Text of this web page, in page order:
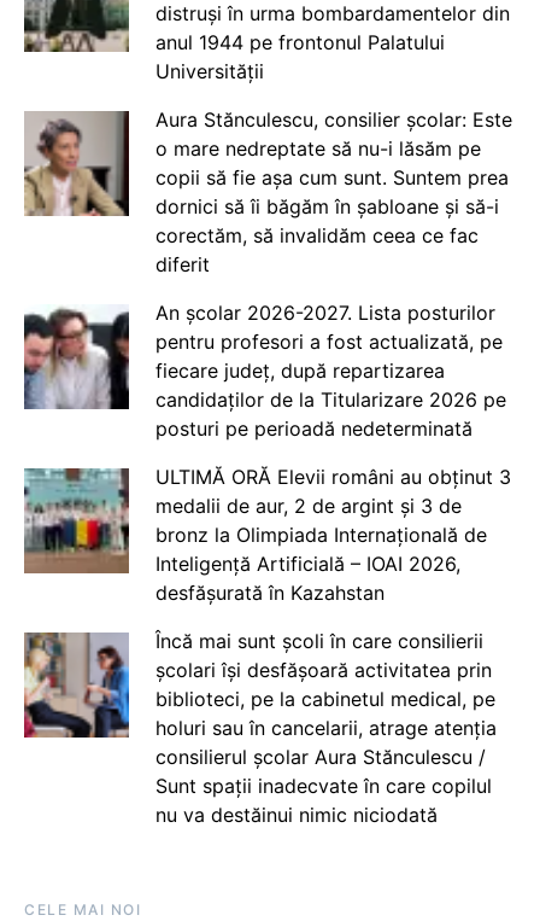
distruși în urma bombardamentelor din
anul 1944 pe frontonul Palatului
Universității
Aura Stănculescu, consilier școlar: Este
o mare nedreptate să nu-i lăsăm pe
copii să fie așa cum sunt. Suntem prea
dornici să îi băgăm în șabloane și să-i
corectăm, să invalidăm ceea ce fac
diferit
An școlar 2026-2027. Lista posturilor
pentru profesori a fost actualizată, pe
fiecare județ, după repartizarea
candidaților de la Titularizare 2026 pe
posturi pe perioadă nedeterminată
ULTIMĂ ORĂ Elevii români au obținut 3
medalii de aur, 2 de argint și 3 de
bronz la Olimpiada Internațională de
Inteligență Artificială – IOAI 2026,
desfășurată în Kazahstan
Încă mai sunt școli în care consilierii
școlari își desfășoară activitatea prin
biblioteci, pe la cabinetul medical, pe
holuri sau în cancelarii, atrage atenția
consilierul școlar Aura Stănculescu /
Sunt spații inadecvate în care copilul
nu va destăinui nimic niciodată
CELE MAI NOI